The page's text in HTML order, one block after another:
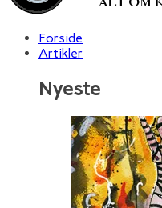
Forside
Artikler
Nyeste